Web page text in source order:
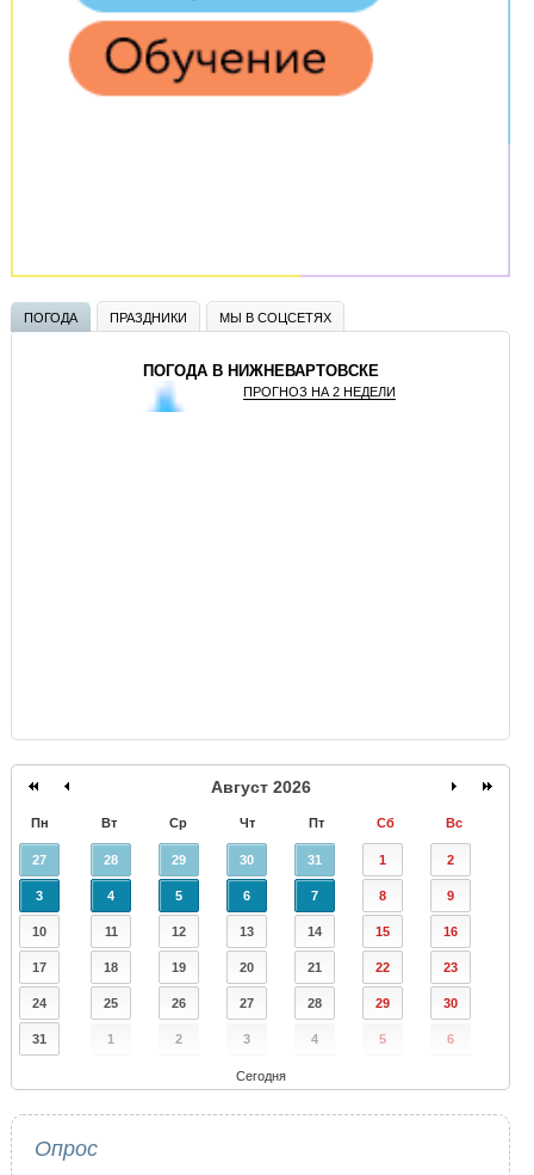
ПОГОДА ПРАЗДНИКИ МЫ В СОЦСЕТЯХ
ПОГОДА В НИЖНЕВАРТОВСКЕ
ПРОГНОЗ НА 2 НЕДЕЛИ
Август 2026
Пн Вт Ср Чт Пт Сб Вс
27 28 29 30 31 1 2
3 4 5 6 7 8 9
10 11 12 13 14 15 16
17 18 19 20 21 22 23
24 25 26 27 28 29 30
31 1 2 3 4 5 6
Сегодня
Опрос